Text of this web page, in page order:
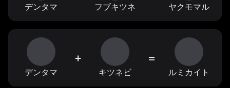
デンタマ フブキツネ ヤクモマル
デンタマ
+
キツネビ
=
ルミカイト